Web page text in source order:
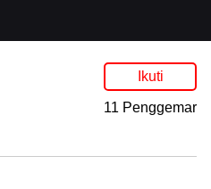
Ikuti
11 Penggemar